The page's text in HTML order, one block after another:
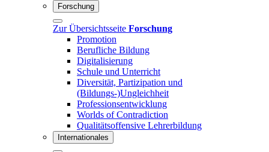
Forschung
Zur Übersichtsseite Forschung
Promotion
Berufliche Bildung
Digitalisierung
Schule und Unterricht
Diversität, Partizipation und
(Bildungs-)Ungleichheit
Professionsentwicklung
Worlds of Contradiction
Qualitätsoffensive Lehrerbildung
Internationales